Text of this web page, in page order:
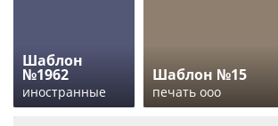
Шаблон
№1962
иностранные
Шаблон №15
печать ооо